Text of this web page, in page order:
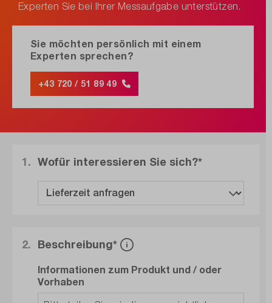
Experten Sie bei Ihrer Messaufgabe unterstützen.
Sie möchten persönlich mit einem
Experten sprechen?
+43 720 / 51 89 49
Wofür interessieren Sie sich?*
1.
Beschreibung*
2.
Informationen zum Produkt und / oder
Vorhaben